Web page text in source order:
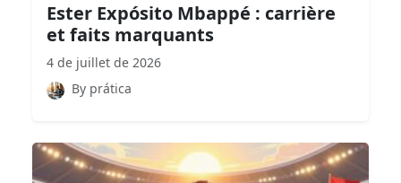
Ester Expósito Mbappé : carrière
et faits marquants
4 de juillet de 2026
By prática